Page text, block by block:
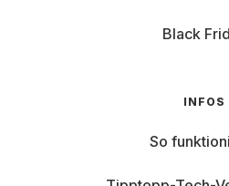
Black
INFOS
So